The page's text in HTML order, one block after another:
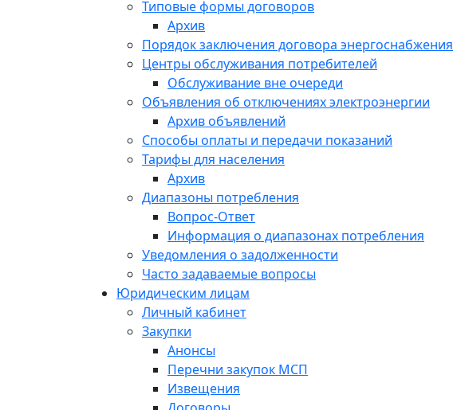
Типовые формы договоров
Архив
Порядок заключения договора энергоснабжения
Центры обслуживания потребителей
Обслуживание вне очереди
Объявления об отключениях электроэнергии
Архив объявлений
Способы оплаты и передачи показаний
Тарифы для населения
Архив
Диапазоны потребления
Вопрос-Ответ
Информация о диапазонах потребления
Уведомления о задолженности
Часто задаваемые вопросы
Юридическим лицам
Личный кабинет
Закупки
Анонсы
Перечни закупок МСП
Извещения